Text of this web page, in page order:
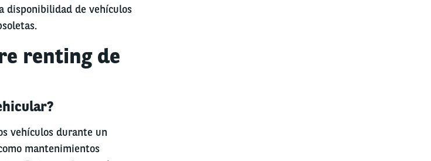
disponibilidad de vehículos
renting de
vehículos durante un
mantenimientos